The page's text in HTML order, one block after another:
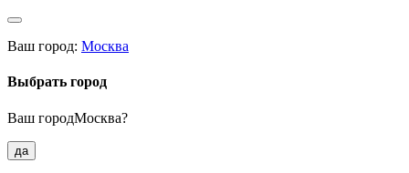
Ваш город: Москва
Выбрать город
Ваш городМосква?
да